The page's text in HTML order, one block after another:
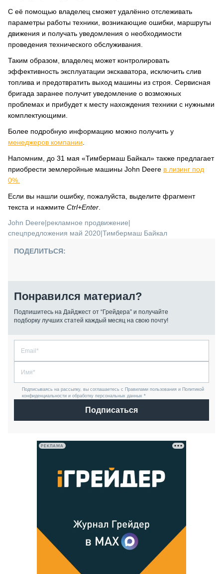
С её помощью владелец сможет удалённо отслеживать
параметры работы техники, возникающие ошибки, маршруты
движения и получать уведомления о необходимости
проведения технического обслуживания.
Таким образом, владелец может контролировать
эффективность эксплуатации экскаватора, исключить слив
топлива и предотвратить выход машины из строя. Сервисная
бригада заранее получит уведомление о возможных
проблемах и прибудет к месту нахождения техники с нужными
комплектующими.
Более подробную информацию можно получить у
менеджеров компании
Напомним, до 31 мая «Тимбермаш Байкал» также предлагает
приобрести землеройные машины John Deere в лизинг под
0%.
Если вы нашли ошибку, пожалуйста, выделите фрагмент
текста и нажмите Ctrl+Enter
John Deere|рекламное продвижение|
спецпредложения май 2020|Тимбермаш Байкал
ПОДЕЛИТЬСЯ:
Понравился материал?
Подпишитесь на Дайджест от “Грейдера” и получайте
подборку лучших статей каждый месяц на свою почту!
Подписываясь на рассылку, вы соглашаетесь с Правилами пользования и Политикой
конфиденциальности и обработку персональных данных *
Подписаться
РЕКЛАМА